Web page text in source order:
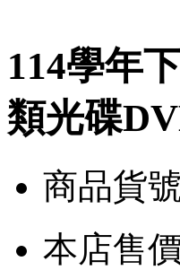
114學年
類光碟
商品貨
本店售價